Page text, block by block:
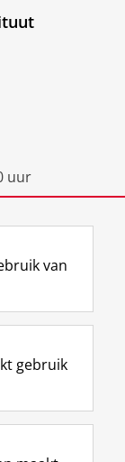
uur
I
n
t
r
Y
o
T
e
van
gebruik